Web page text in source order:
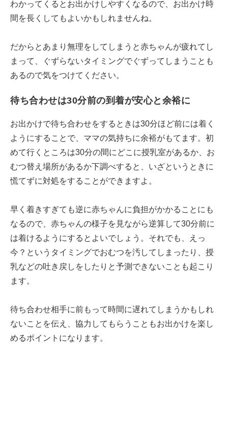
わかってくるとお出かけしやすくなるので、お出かけ時
間を長くしてもよいかもしれませんね。
だからとあまり無理をしてしまうと赤ちゃんが疲れてし
まって、ぐずらないタイミングでぐずってしまうことも
あるので気をつけてください。
待ち合わせは30分前の到着が安心と余裕に
お出かけで待ち合わせをするときは30分ほど前には着く
ようにすることで、ママの気持ちに余裕がもてます。初
めて行くところは30分の間にどこに授乳室があるか、お
むつ替え場所があるか下調べすると、いざというときに
慌てずに対処をすることができますよ。
早く着きすぎても逆に赤ちゃんに負担がかかることにも
なるので、赤ちゃんの様子を見ながら逆算して30分前に
は着けるようにするとよいでしょう。それでも、えっ
今？というタイミングでおむつを汚してしまったり、授
乳などの吐き戻しをしたりと予測できないことも起こり
ます。
待ち合わせ相手に前もって時間に遅れてしまうかもしれ
ないことを伝え、協力してもらうこともお出かけを楽し
めるポイントになります。